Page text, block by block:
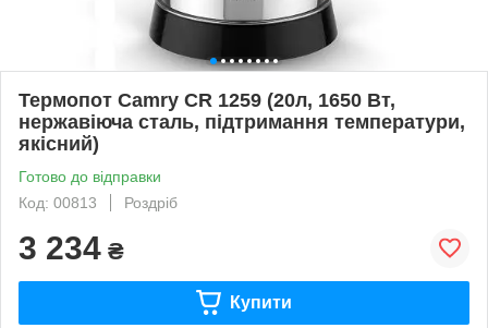
Термопот Camry CR 1259 (20л, 1650 Вт,
нержавіюча сталь, підтримання температури,
якісний)
Готово до відправки
Код: 00813
Роздріб
3 234 ₴
Купити